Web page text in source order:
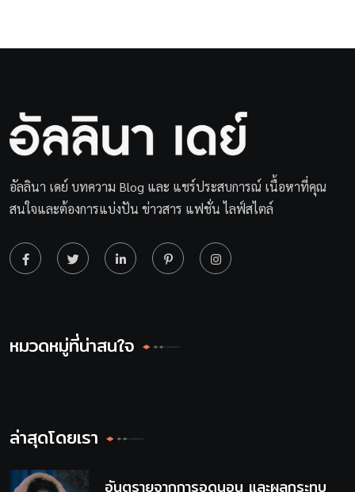
อัลลินา เดย์ บทความ Blog และ แชร์ประสบการณ์ เนื้อหาที่คุณ
สนใจและต้องการแบ่งปัน ข่าวสาร แฟชั่น ไลฟ์สไตล์
หมวดหมู่ที่น่าสนใจ
ล่าสุดโดยเรา
อันตรายจากการอดนอน และผลกระทบ